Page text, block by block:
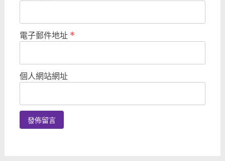
電子郵件地址 *
個人網站網址